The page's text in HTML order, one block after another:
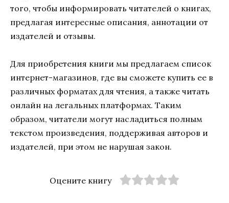
того, чтобы информировать читателей о книгах,
предлагая интересные описания, аннотации от
издателей и отзывы.
Для приобретения книги мы предлагаем список
интернет-магазинов, где вы сможете купить ее в
различных форматах для чтения, а также читать
онлайн на легальных платформах. Таким
образом, читатели могут насладиться полным
текстом произведения, поддерживая авторов и
издателей, при этом не нарушая закон.
Оцените книгу